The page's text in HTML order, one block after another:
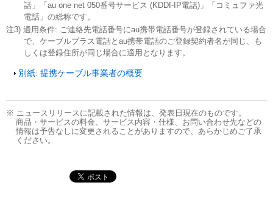
話」「au one net 050番号サービス (KDDI-IP電話)」「コミュファ光
電話」の総称です。
注3) 適用条件: ご連絡先電話番号にau携帯電話番号が登録されている場合
で、ケーブルプラス電話とau携帯電話のご登録契約者名が同じ、も
しくは登録住所が同じ場合に適用となります。
別紙: 提携ケーブル事業者の概要
※ ニュースリリースに記載された情報は、発表日現在のものです。
商品・サービスの料金、サービス内容・仕様、お問い合わせ先などの
情報は予告なしに変更されることがありますので、あらかじめご了承
ください。